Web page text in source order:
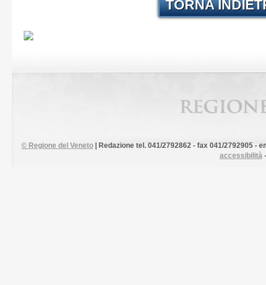
TORNA
© Regione del Veneto
| Redazione tel. 041/2792862 - fax 041/2792905 -
accessibilità